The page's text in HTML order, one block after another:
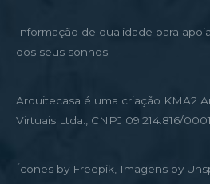
Informação de qualidade para
dos seus sonhos
Arquitecasa é uma criação KMA2
Virtuais Ltda., CNPJ 09.214.816/
Ícones by Freepik, Imagens by